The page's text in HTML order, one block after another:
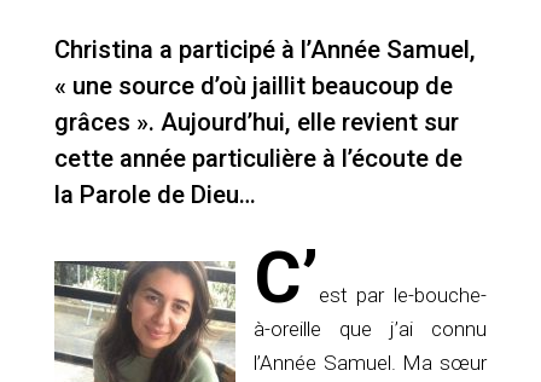
Christina a participé à l’Année Samuel,
« une source d’où jaillit beaucoup de
grâces ». Aujourd’hui, elle revient sur
cette année particulière à l’écoute de
la Parole de Dieu…
C’ est par le-bouche-
à-oreille que j’ai connu
l’Année Samuel. Ma sœur